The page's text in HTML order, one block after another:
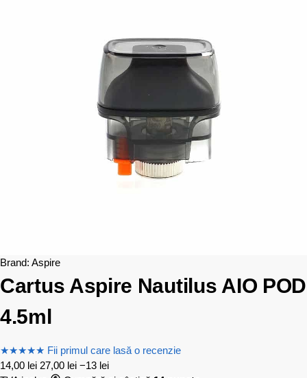
Brand: Aspire
Cartus Aspire Nautilus AIO POD
4.5ml
★★★★★ Fii primul care lasă o recenzie
14,00 lei 27,00 lei −13 lei